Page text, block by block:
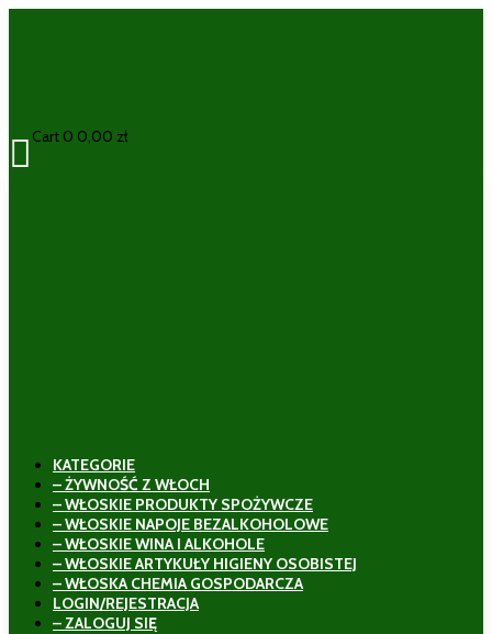
 Cart 0 0,00 zł
KATEGORIE
– ŻYWNOŚĆ Z WŁOCH
– WŁOSKIE PRODUKTY SPOŻYWCZE
– WŁOSKIE NAPOJE BEZALKOHOLOWE
– WŁOSKIE WINA I ALKOHOLE
– WŁOSKIE ARTYKUŁY HIGIENY OSOBISTEJ
– WŁOSKA CHEMIA GOSPODARCZA
LOGIN/REJESTRACJA
– ZALOGUJ SIĘ